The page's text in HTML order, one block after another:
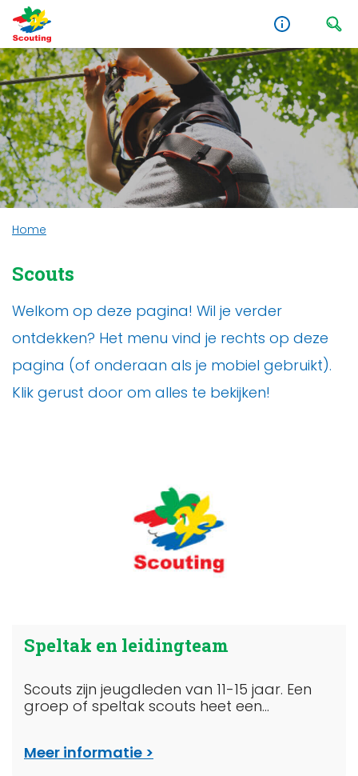
Home
Scouts
Welkom op deze pagina! Wil je verder
ontdekken? Het menu vind je rechts op deze
pagina (of onderaan als je mobiel gebruikt).
Klik gerust door om alles te bekijken!
Speltak en leidingteam
Scouts zijn jeugdleden van 11-15 jaar. Een
groep of speltak scouts heet een...
Meer informatie